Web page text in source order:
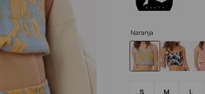
Naranja
S M L